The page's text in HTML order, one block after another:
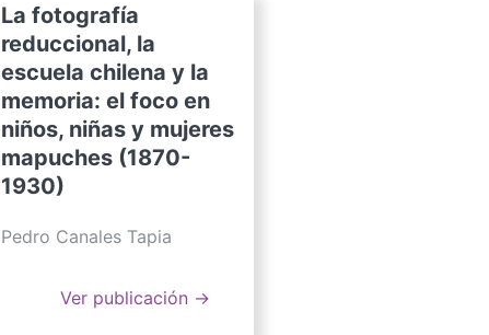
La fotografía
reduccional, la
escuela chilena y la
memoria: el foco en
niños, niñas y mujeres
mapuches (1870-
1930)
Pedro Canales Tapia
Ver publicación →